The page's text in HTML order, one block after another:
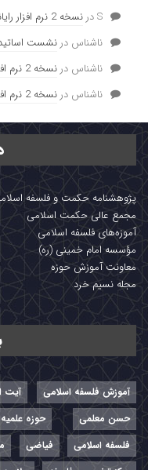
Sدر نسخه 2 نرم افزار رایانه ای و اندروید آثار علامه مصباح+ دانلود
ناشناس در نشست
ناشناس در نسخه 2 نرم افزار رایانه ای و اندروید آثار علامه مصباح+ دانلود
ناشناس در نسخه 2 نرم افزار رایانه ای و اندروید آثار علامه مصباح+ دانلود
پژوهشنامه حکمت و فلسفه
مجمع عالی حکمت اسلامی
آموزه‌های فلسفه اسلامی
مؤسسه امام خمینی (ره)
معاونت آموزش حوزه
مجله نسیم خرد
آموزش فلسفه اسلامی آیت
حسن معلمی
حوزه
فلسفه اسلامی
فیاضی